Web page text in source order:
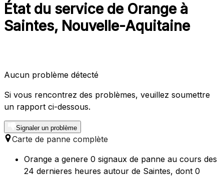
État du service de Orange à
Saintes, Nouvelle-Aquitaine
Aucun problème détecté
Si vous rencontrez des problèmes, veuillez soumettre
un rapport ci-dessous.
Signaler un problème
Carte de panne complète
Orange a genere 0 signaux de panne au cours des
24 dernieres heures autour de Saintes, dont 0